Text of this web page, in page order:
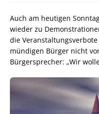
Auch am heutigen
wieder zu
die
mündigen Bürger nicht
Bürgersprecher: „Wir